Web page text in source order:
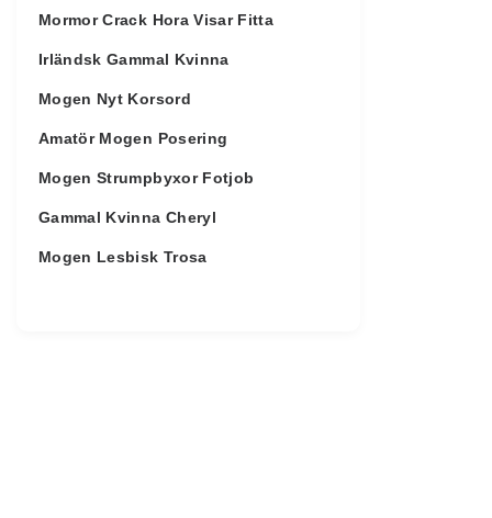
Mormor Crack Hora Visar Fitta
Irländsk Gammal Kvinna
Mogen Nyt Korsord
Amatör Mogen Posering
Mogen Strumpbyxor Fotjob
Gammal Kvinna Cheryl
Mogen Lesbisk Trosa